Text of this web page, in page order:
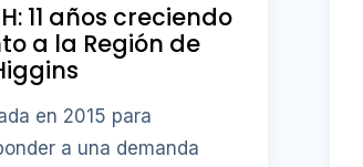
11 años creciendo
a la Región de
en 2015 para
a una demanda